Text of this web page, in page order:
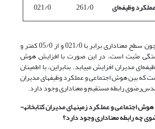
وظیفه‌ای
261/0
021/0
براساس جدول 6، چون سطح معنا­داری برابر با 021/0 و از 05/0 کمتر و
مثبت است، در این­ صورت با افزایش هوش
مدیران افزایش می­یابد. بنابراین، با اطمینان
که بین هوش اجتماعی و عملکرد وظیفه­ای مدیران
رابطه مستقیم و معناداری وجود دارد.
پرسش چهارم: بین هوش اجتماعی و عملکرد زمینه­ای مدیران کتابخانه­
چه رابطه معناداری وجود دارد؟